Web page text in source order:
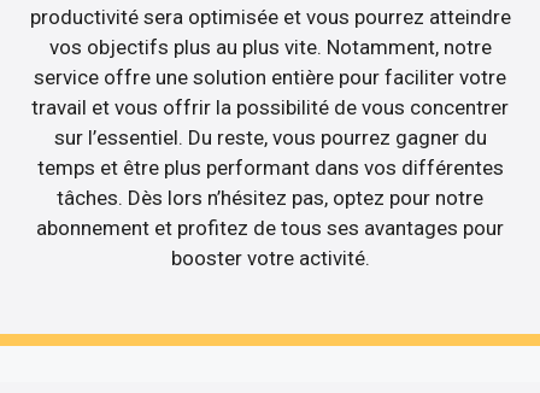
productivité sera optimisée et vous pourrez atteindre
vos objectifs plus au plus vite. Notamment, notre
service offre une solution entière pour faciliter votre
travail et vous offrir la possibilité de vous concentrer
sur l’essentiel. Du reste, vous pourrez gagner du
temps et être plus performant dans vos différentes
tâches. Dès lors n’hésitez pas, optez pour notre
abonnement et profitez de tous ses avantages pour
booster votre activité.